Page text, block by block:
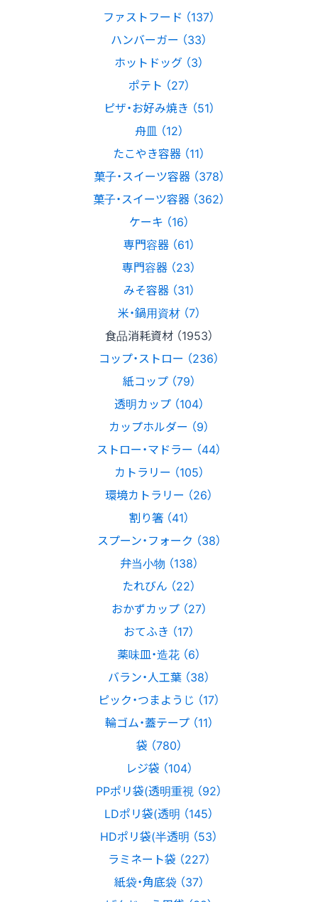
ファストフード （137）
ハンバーガー （33）
ホットドッグ （3）
ポテト （27）
ピザ・お好み焼き （51）
舟皿 （12）
たこやき容器 （11）
菓子・スイーツ容器 （378）
菓子・スイーツ容器 （362）
ケーキ （16）
専門容器 （61）
専門容器 （23）
みそ容器 （31）
米・鍋用資材 （7）
食品消耗資材 （1953）
コップ・ストロー （236）
紙コップ （79）
透明カップ （104）
カップホルダー （9）
ストロー・マドラー （44）
カトラリー （105）
環境カトラリー （26）
割り箸 （41）
スプーン・フォーク （38）
弁当小物 （138）
たれびん （22）
おかずカップ （27）
おてふき （17）
薬味皿・造花 （6）
バラン・人工葉 （38）
ピック・つまようじ （17）
輪ゴム・蓋テープ （11）
袋 （780）
レジ袋 （104）
PPポリ袋(透明重視 （92）
LDポリ袋(透明 （145）
HDポリ袋(半透明 （53）
ラミネート袋 （227）
紙袋・角底袋 （37）